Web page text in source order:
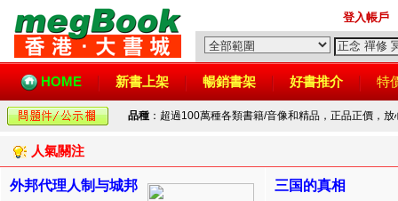
登入帳戶
HOME 新書上架 暢銷書架 好書推介 特
品種 ：超過100萬種各類書籍/音像和精品，正品正價，
人氣關注
外邦代理人制与城邦 三国的真相